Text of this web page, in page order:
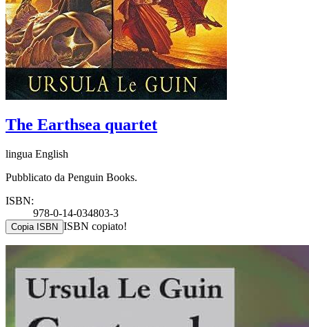
The Earthsea quartet
lingua English
Pubblicato da Penguin Books.
ISBN:
978-0-14-034803-3
Copia ISBN ISBN copiato!